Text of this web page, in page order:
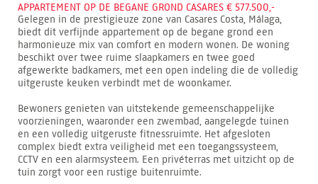
APPARTEMENT OP DE BEGANE GROND CASARES € 577.500,-
Gelegen in de prestigieuze zone van Casares Costa, Málaga,
biedt dit verfijnde appartement op de begane grond een
harmonieuze mix van comfort en modern wonen. De woning
beschikt over twee ruime slaapkamers en twee goed
afgewerkte badkamers, met een open indeling die de volledig
uitgeruste keuken verbindt met de woonkamer.
Bewoners genieten van uitstekende gemeenschappelijke
voorzieningen, waaronder een zwembad, aangelegde tuinen
en een volledig uitgeruste fitnessruimte. Het afgesloten
complex biedt extra veiligheid met een toegangssysteem,
CCTV en een alarmsysteem. Een privéterras met uitzicht op de
tuin zorgt voor een rustige buitenruimte.